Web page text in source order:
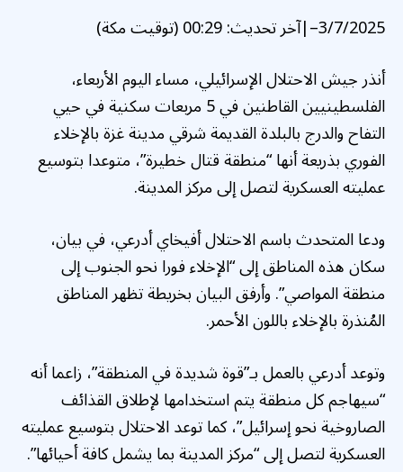
3/7/2025
–
|آخر تحديث:00:29 (توقيت مكة)
أنذر جيش الاحتلال الإسرائيلي، مساء اليوم الأربعاء،
الفلسطينيين القاطنين في 5 مربعات سكنية في حيي
التفاح والدرج بالبلدة القديمة شرقي مدينة غزة بالإخلاء
الفوري بذريعة أنها “منطقة قتال خطيرة”، متوعدا بتوسيع
عمليته العسكرية لتصل إلى مركز المدينة.
ودعا المتحدث باسم الاحتلال أفيخاي أدرعي، في بيان،
سكان هذه المناطق إلى “الإخلاء فورا نحو الجنوب إلى
منطقة المواصي”. وأرفق البيان بخريطة تظهر المناطق
المُنذرة بالإخلاء باللون الأحمر.
وتوعد أدرعي بالعمل بـ”قوة شديدة في المنطقة”، زاعما أنه
“سيهاجم كل منطقة يتم استخدامها لإطلاق القذائف
الصاروخية نحو إسرائيل”، كما توعد الاحتلال بتوسيع عمليته
العسكرية لتصل إلى “مركز المدينة بما يشمل كافة أحيائها”.